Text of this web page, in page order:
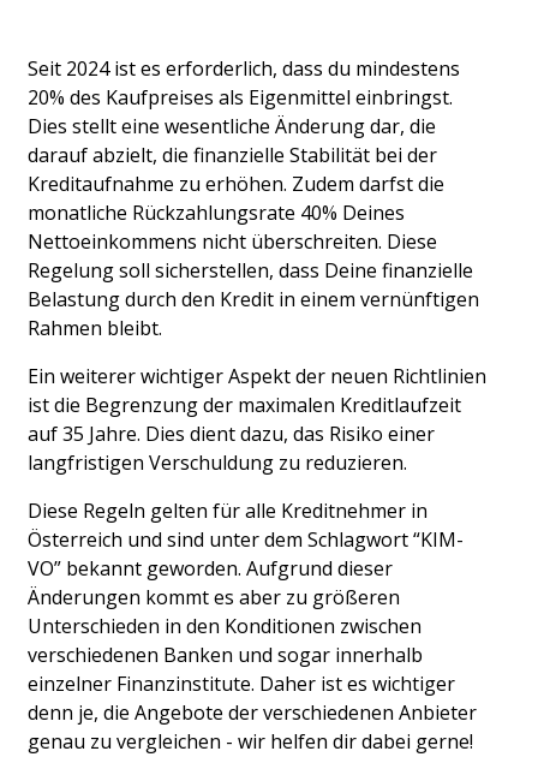
Seit 2024 ist es erforderlich, dass du mindestens
20% des Kaufpreises als Eigenmittel einbringst.
Dies stellt eine wesentliche Änderung dar, die
darauf abzielt, die finanzielle Stabilität bei der
Kreditaufnahme zu erhöhen. Zudem darfst die
monatliche Rückzahlungsrate 40% Deines
Nettoeinkommens nicht überschreiten. Diese
Regelung soll sicherstellen, dass Deine finanzielle
Belastung durch den Kredit in einem vernünftigen
Rahmen bleibt.
Ein weiterer wichtiger Aspekt der neuen Richtlinien
ist die Begrenzung der maximalen Kreditlaufzeit
auf 35 Jahre. Dies dient dazu, das Risiko einer
langfristigen Verschuldung zu reduzieren.
Diese Regeln gelten für alle Kreditnehmer in
Österreich und sind unter dem Schlagwort “KIM-
VO” bekannt geworden. Aufgrund dieser
Änderungen kommt es aber zu größeren
Unterschieden in den Konditionen zwischen
verschiedenen Banken und sogar innerhalb
einzelner Finanzinstitute. Daher ist es wichtiger
denn je, die Angebote der verschiedenen Anbieter
genau zu vergleichen - wir helfen dir dabei gerne!